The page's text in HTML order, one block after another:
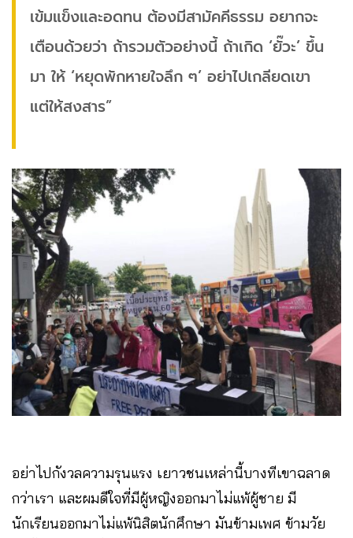
เข้มแข็งและอดทน ต้องมีสามัคคีธรรม อยากจะ
เตือนด้วยว่า ถ้ารวมตัวอย่างนี้ ถ้าเกิด ‘ยั๊วะ’ ขึ้น
มา ให้ ‘หยุดพักหายใจลึก ๆ’ อย่าไปเกลียดเขา
แต่ให้สงสาร”
อย่าไปกังวลความรุนแรง เยาวชนเหล่านี้บางทีเขาฉลาด
กว่าเรา และผมดีใจที่มีผู้หญิงออกมาไม่แพ้ผู้ชาย มี
นักเรียนออกมาไม่แพ้นิสิตนักศึกษา มันข้ามเพศ ข้ามวัย